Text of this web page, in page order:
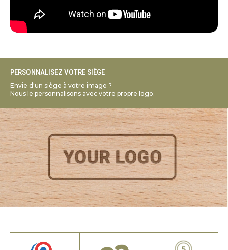
PERSONNALISEZ VOTRE SIÈGE
Envie d'un siège à votre image ?
Nous le personnalisons avec votre propre logo.